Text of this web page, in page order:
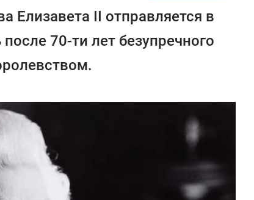
Елизавета II отправляется в
70-ти лет безупречного